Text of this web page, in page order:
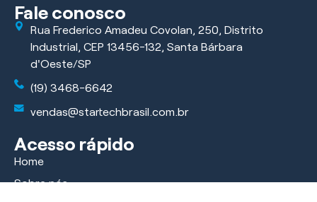
Fale conosco
Rua Frederico Amadeu Covolan, 250, Distrito
Industrial, CEP 13456-132, Santa Bárbara
d'Oeste/SP
(19) 3468-6642
vendas@startechbrasil.com.br
Acesso rápido
Home
Sobre nós